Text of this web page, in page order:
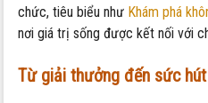
chức, tiêu biểu như Khám phá
nơi giá trị sống được kết nối với
Từ giải thưởng đến sức